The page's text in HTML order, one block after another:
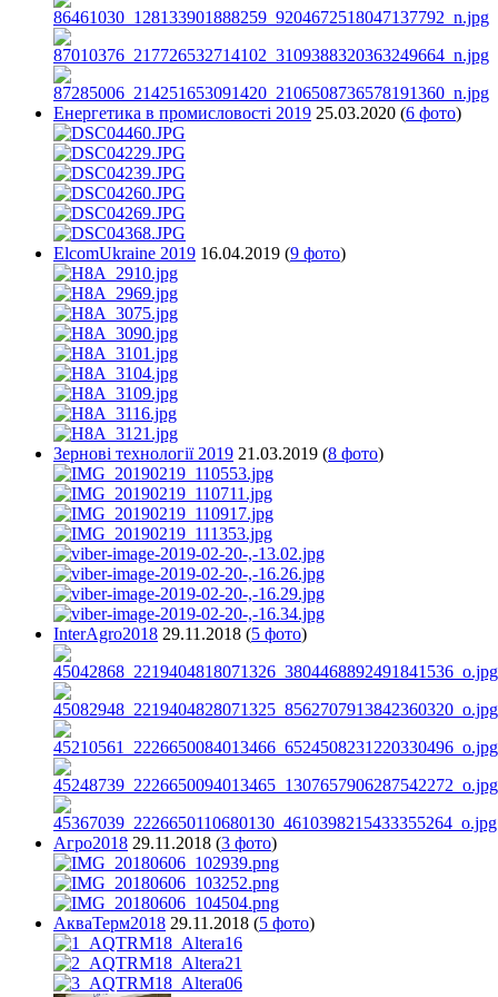
Енергетика в промисловості 2019 25.03.2020 (6 фото)
ElcomUkraine 2019 16.04.2019 (9 фото)
Зернові технології 2019 21.03.2019 (8 фото)
InterAgro2018 29.11.2018 (5 фото)
Агро2018 29.11.2018 (3 фото)
АкваТерм2018 29.11.2018 (5 фото)